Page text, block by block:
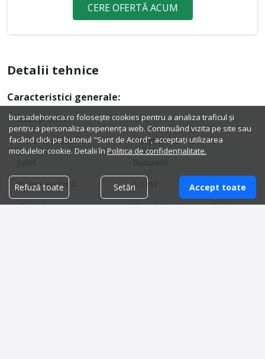
CERE OFERTĂ ACUM
Detalii tehnice
Caracteristici generale:
Stare produs
Nou
Vechime produs
Mai putin de 1 an
Putere electrică
3.3 kW
Alimentare
Curent electric monofazat
bursadehoreca.ro folosește cookies pentru a analiza traficul și
pentru a personaliza experiența web. Continuând vizita pe site sau
facând click pe butonul "Sunt de Acord", acceptați utilizarea
modulelor cookie. Detalii în Politica de confidențialitate.
Refuză toate Setări Accept toate